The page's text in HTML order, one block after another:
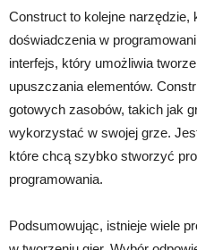
Construct to kolejne narzędzie,
doświadczenia w
interfejs, który umożliwia
upuszczania elementów.
gotowych zasobów, takich jak
wykorzystać w swojej grze.
które chcą szybko stworzyć
programowania.
Podsumowując, istnieje wiele